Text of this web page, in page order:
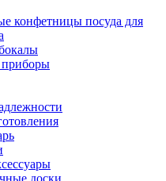
конфетницы посуда для